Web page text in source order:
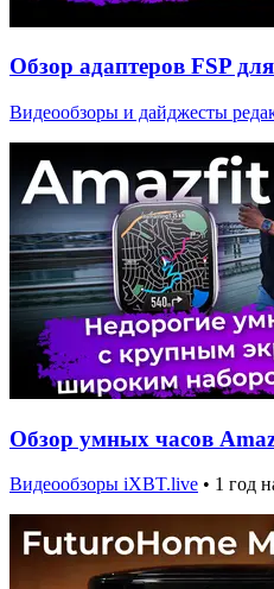
Обзор адаптеров FSP
Видеообзоры и дайджесты
Обзор умных часов
Видеообзоры iXBT.live • 1 год